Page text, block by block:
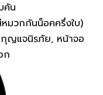
คัน
หมวกกันน็อคครึ่งใบ)
กุญแจนิรภัย, หน้าจอ
ก